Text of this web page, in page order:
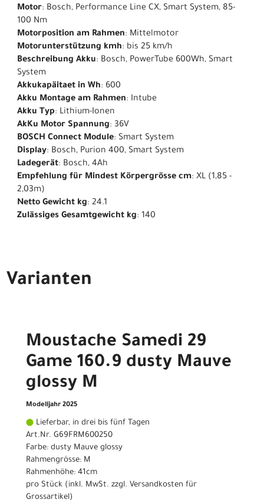
Motor: Bosch, Performance Line CX, Smart System, 85-
100 Nm
Motorposition am Rahmen: Mittelmotor
Motorunterstützung kmh: bis 25 km/h
Beschreibung Akku: Bosch, PowerTube 600Wh, Smart
System
Akkukapäitaet in Wh: 600
Akku Montage am Rahmen: Intube
Akku Typ: Lithium-Ionen
AkKu Motor Spannung: 36V
BOSCH Connect Module: Smart System
Display: Bosch, Purion 400, Smart System
Ladegerät: Bosch, 4Ah
Empfehlung für Mindest Körpergrösse cm: XL (1,85 -
2,03m)
Netto Gewicht kg: 24.1
Zulässiges Gesamtgewicht kg: 140
Varianten
Moustache Samedi 29
Game 160.9 dusty Mauve
glossy M
Modelljahr 2025
Lieferbar, in drei bis fünf Tagen
Art.Nr. G69FRM600250
Farbe: dusty Mauve glossy
Rahmengrösse: M
Rahmenhöhe: 41cm
pro Stück (inkl. MwSt. zzgl. Versandkosten für
Grossartikel)